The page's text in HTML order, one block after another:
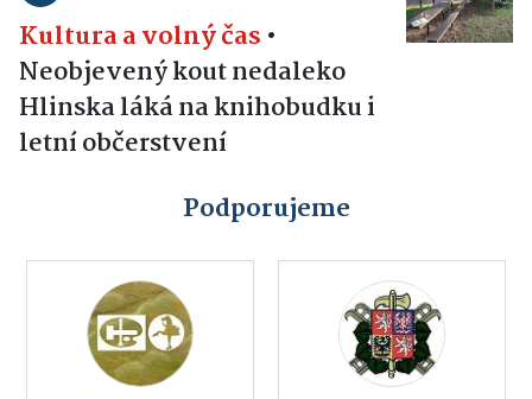
Kultura a volný čas •
Neobjevený kout nedaleko
Hlinska láká na knihobudku i
letní občerstvení
Podporujeme